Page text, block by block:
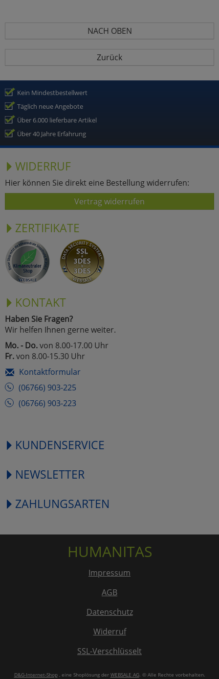
NACH OBEN
Zurück
Kein Mindestbestellwert
Täglich neue Angebote
Über 6.000 lieferbare Artikel
Über 40 Jahre Erfahrung
WIDERRUF
Hier können Sie direkt eine Bestellung widerrufen:
Vertrag widerrufen
ZERTIFIKATE
KONTAKT
Haben Sie Fragen?
Wir helfen Ihnen gerne weiter.
Mo. - Do.von 8.00-17.00 Uhr
Fr.von 8.00-15.30 Uhr
Kontaktformular
(06766) 903-225
(06766) 903-223
KUNDENSERVICE
NEWSLETTER
ZAHLUNGSARTEN
HUMANITAS
Impressum
AGB
Datenschutz
Widerruf
SSL-Verschlüsselt
D&G-Internet-Shop, eine Shoplösung der WEBSALE AG. © Alle Rechte vorbehalten.